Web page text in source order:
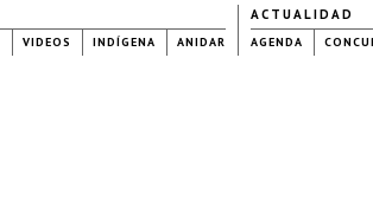
VIDEOS INDÍGENA ANIDAR
ACTUALIDAD
AGENDA